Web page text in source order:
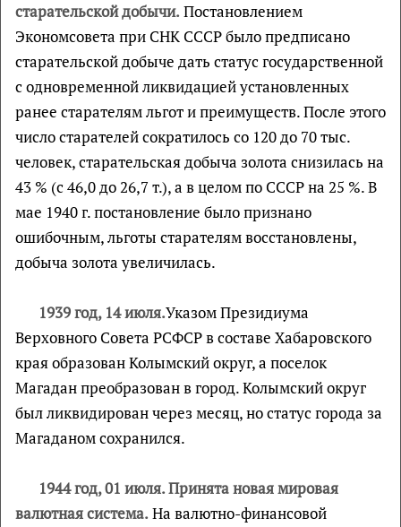
старательской добычи.Постановлением
Экономсовета при СНК СССР было предписано
старательской добыче дать статус государственной
с одновременной ликвидацией установленных
ранее старателям льгот и преимуществ. После этого
число старателей сократилось со 120 до 70 тыс.
человек, старательская добыча золота снизилась на
43 % (с 46,0 до 26,7 т.), а в целом по СССР на 25 %. В
мае 1940 г. постановление было признано
ошибочным, льготы старателям восстановлены,
добыча золота увеличилась.
1939 год, 14 июля.Указом Президиума
Верховного Совета РСФСР в составе Хабаровского
края образован Колымский округ, а поселок
Магадан преобразован в город. Колымский округ
был ликвидирован через месяц, но статус города за
Магаданом сохранился.
1944 год, 01 июля. Принята новая мировая
валютная система.На валютно-финансовой